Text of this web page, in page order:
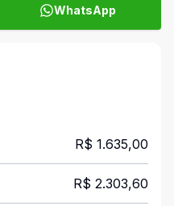
WhatsApp
R$ 1.635,00
R$ 2.303,60